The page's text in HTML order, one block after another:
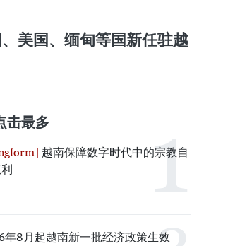
美国、缅甸等国新任驻越
击最多
越南保障数字时代中的宗教自
年8月起越南新一批经济政策生效